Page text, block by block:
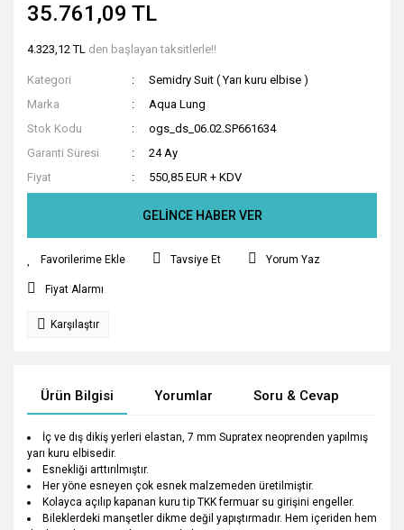
35.761,09 TL
4.323,12 TL den başlayan taksitlerle!!
Kategori
Semidry Suit ( Yarı kuru elbise )
Marka
Aqua Lung
Stok Kodu
ogs_ds_06.02.SP661634
Garanti Süresi
24 Ay
Fiyat
550,85 EUR + KDV
GELİNCE HABER VER
Tavsiye Et Yorum Yaz
Fiyat Alarmı
Karşılaştır
Ürün Bilgisi Yorumlar Soru & Cevap
İç ve dış dikiş yerleri elastan, 7 mm Supratex neoprenden yapılmış
yarı kuru elbisedir.
Esnekliği arttırılmıştır.
Her yöne esneyen çok esnek malzemeden üretilmiştir.
Kolayca açılıp kapanan kuru tip TKK fermuar su girişini engeller.
Bileklerdeki manşetler dikme değil yapıştırmadır. Hem içeriden hem